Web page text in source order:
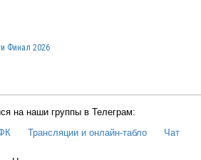
Финал 2026
на наши группы в Телеграм:
Трансляции и онлайн-табло Чат